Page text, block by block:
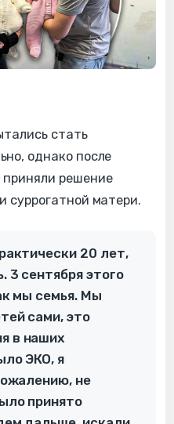
стать
однако после
приняли решение
суррогатной матери.
20 лет,
3 сентября этого
мы семья. Мы
сами, это
в наших
ЭКО, я
не
принято